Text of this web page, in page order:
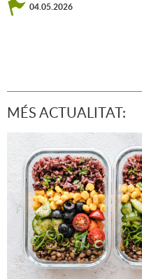
04.05.2026
MÉS ACTUALITAT: